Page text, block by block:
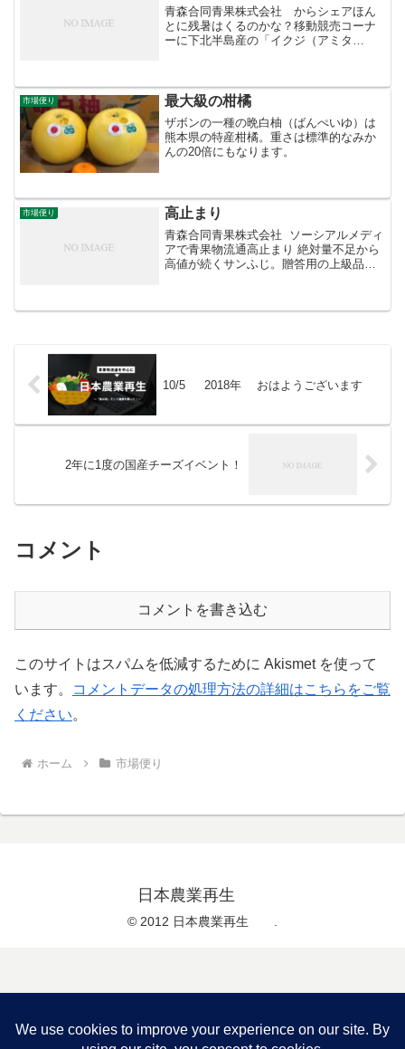
青森合同青果株式会社 からシェアほん
とに残暑はくるのかな？移動競売コーナ
ーに下北半島産の「イクジ（アミタ
秋の訪れを感じさせます。厳し...
市場便り 最大級の柑橘
ザボンの一種の晩白柚（ばんぺいゆ）は
熊本県の特産柑橘。重さは標準的なみか
んの20倍にもなります。
市場便り 高止まり
青森合同青果株式会社 ソーシアルメディ
アで青果物流通高止まり 絶対量不足から
高値が続くサンふじ。贈答用の上級品だ
います。くだもの屋さんいわく「今年は
10/5 2018年 おはようございます
2年に1度の国産チーズイベント！
コメント
コメントを書き込む
このサイトはスパムを低減するために Akismet を使って
います。
コメントデータの処理方法の詳細はこちらをご覧
ください。
ホーム 市場便り
日本農業再生
© 2012 日本農業再生 .